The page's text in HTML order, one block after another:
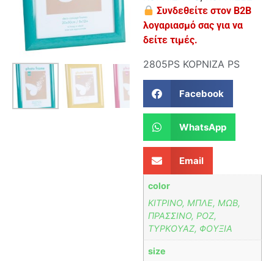
Συνδεθείτε στον B2B
λογαριασμό σας για να
δείτε τιμές.
2805PS ΚΟΡΝΙΖΑ ΡS
Facebook
WhatsApp
Email
color
ΚΙΤΡΙΝΟ, ΜΠΛΕ, ΜΩΒ,
ΠΡΑΣΣΙΝΟ, ΡΟΖ,
ΤΥΡΚΟΥΑΖ, ΦΟΥΞΙΑ
size